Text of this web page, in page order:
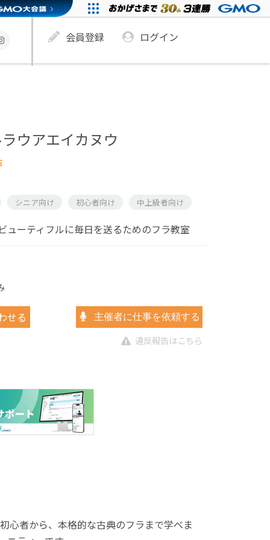
会員登録 ログイン
ウアエイカヌウ
シニア向け 初心者向け 中上級者向け
ューティフルに毎日を送るためのフラ教室
せる 主催者に仕事を依頼する
違反報告はこちら
心者から、本格的な古典のフラまで学べま